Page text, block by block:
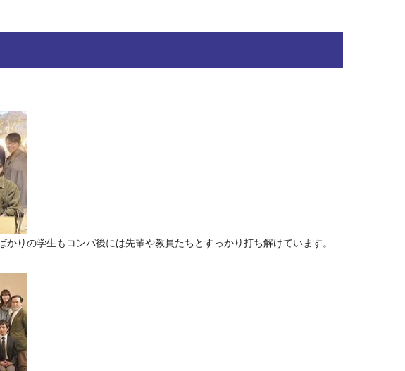
りの学生もコンパ後には先輩や教員たちとすっかり打ち解けています。